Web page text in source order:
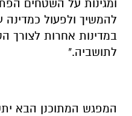
ומגינות על השטחים
להמשיך ולפעול
במדינות אחרות
לתושביה."
המפגש המתוכנן הבא